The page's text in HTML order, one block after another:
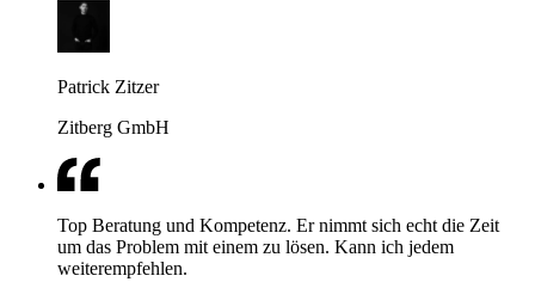
Patrick Zitzer
Zitberg GmbH
Top Beratung und Kompetenz. Er nimmt sich echt die Zeit
um das Problem mit einem zu lösen. Kann ich jedem
weiterempfehlen.